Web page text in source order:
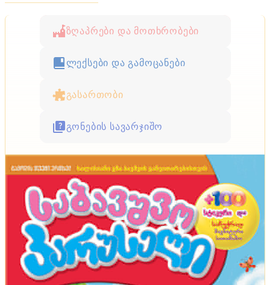
ზღაპრები და მოთხრობები
ლექსები და გამოცანები
გასართობი
გონების სავარჯიშო